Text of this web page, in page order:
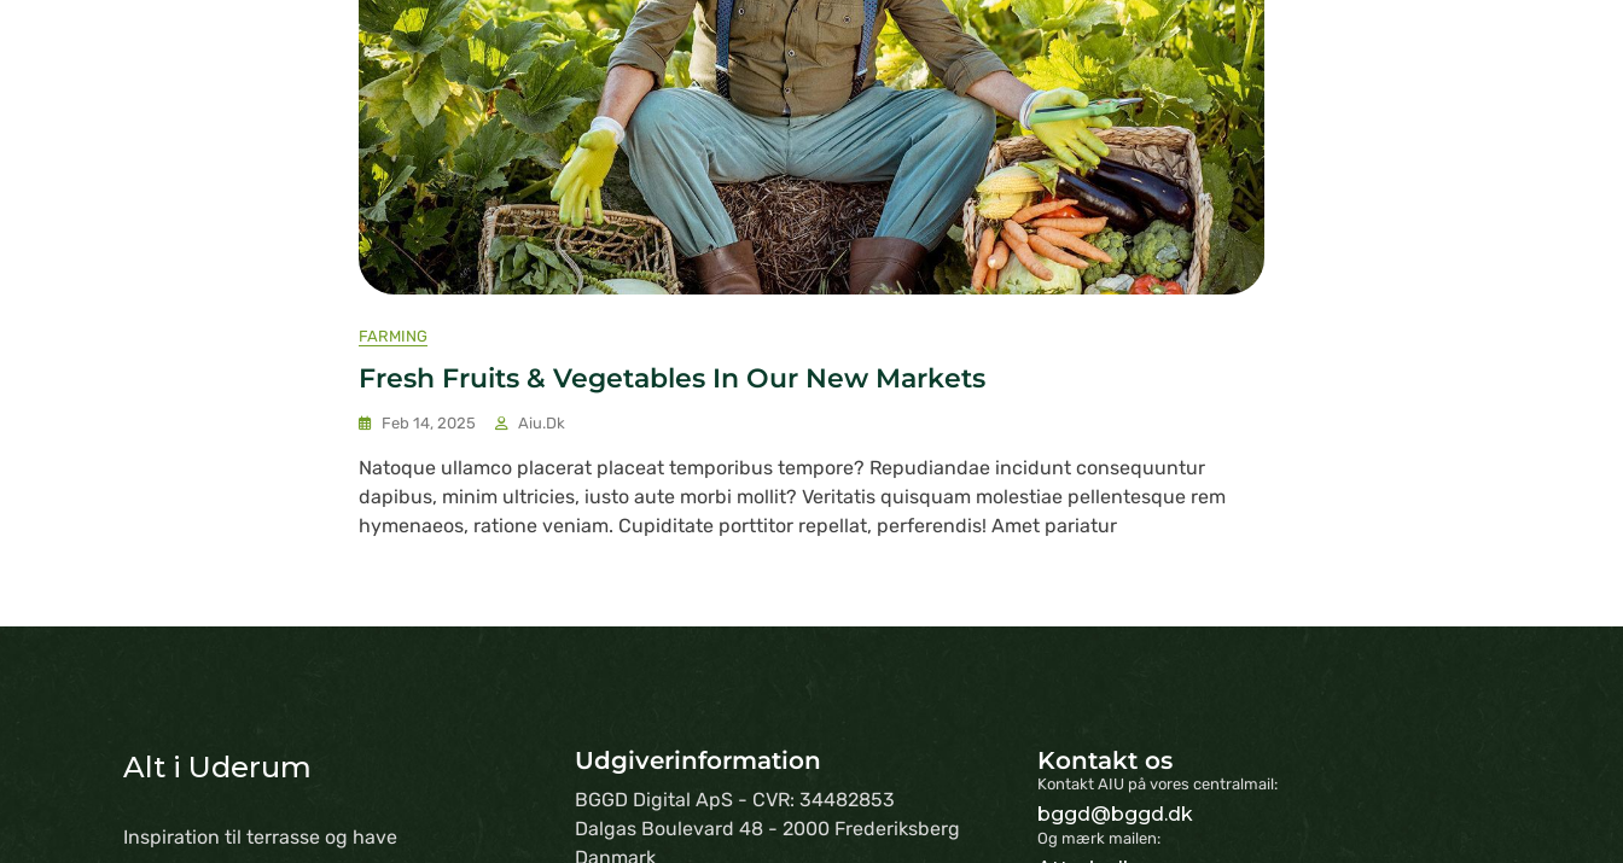
FARMING
Fresh Fruits & Vegetables In Our New Markets
Feb 14, 2025 Aiu.dk
Natoque ullamco placerat placeat temporibus tempore? Repudiandae incidunt consequuntur
dapibus, minim ultricies, iusto aute morbi mollit? Veritatis quisquam molestiae pellentesque rem
hymenaeos, ratione veniam. Cupiditate porttitor repellat, perferendis! Amet pariatur
Alt i Uderum
Inspiration til terrasse og have
Udgiverinformation
BGGD Digital ApS - CVR: 34482853
Dalgas Boulevard 48 - 2000 Frederiksberg
Danmark
Kontakt os
Kontakt AIU på vores centralmail:
bggd@bggd.dk
Og mærk mailen: